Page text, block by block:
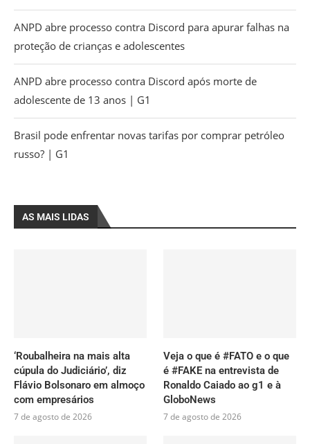
ANPD abre processo contra Discord para apurar falhas na
proteção de crianças e adolescentes
ANPD abre processo contra Discord após morte de
adolescente de 13 anos | G1
Brasil pode enfrentar novas tarifas por comprar petróleo
russo? | G1
AS MAIS LIDAS
‘Roubalheira na mais alta
cúpula do Judiciário’, diz
Flávio Bolsonaro em almoço
com empresários
7 de agosto de 2026
Veja o que é #FATO e o que
é #FAKE na entrevista de
Ronaldo Caiado ao g1 e à
GloboNews
7 de agosto de 2026